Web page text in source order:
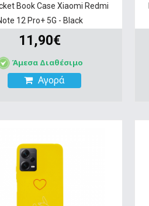
Book Case Xiaomi Redmi
12 Pro+ 5G - Black
11,90€
Άμεσα Διαθέσιμο
Αγορά